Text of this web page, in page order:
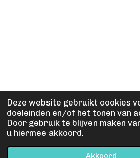
Deze website gebruikt cookies
doeleinden en/of het tonen van
Door gebruik te blijven maken
u hiermee akkoord.
Akkoord